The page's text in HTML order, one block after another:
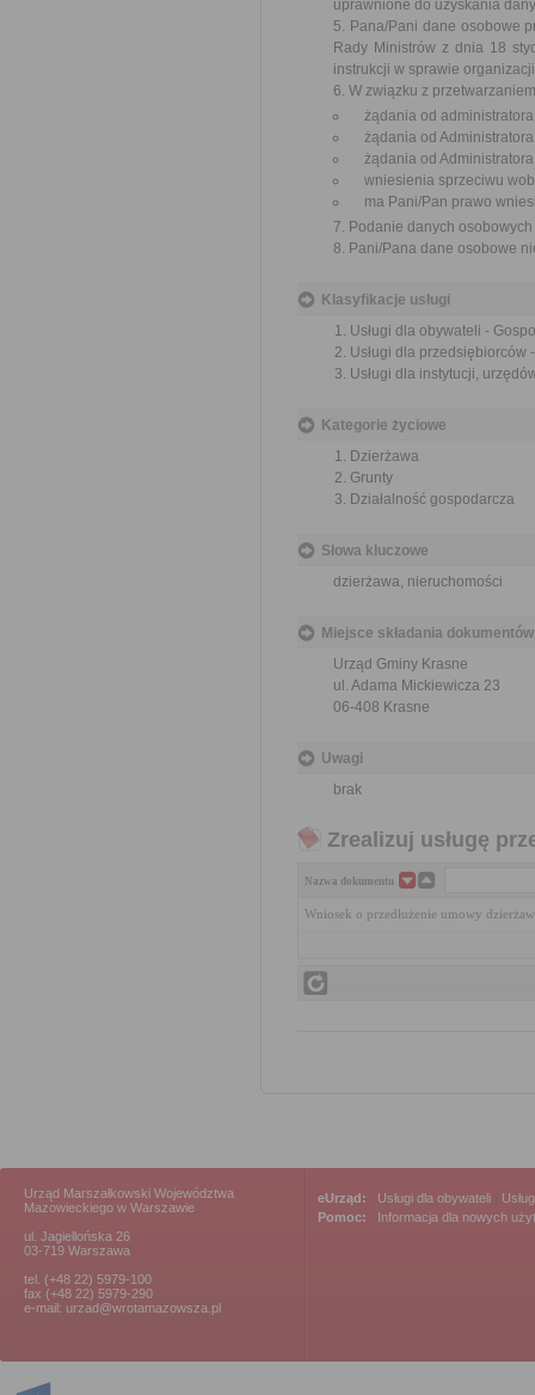
uprawnione do uzyskania
5. Pana/Pani dane osobowe
Rady Ministrów z dnia 18
instrukcji w sprawie
6. W związku z
żądania od
żądania od
żądania od
wniesienia sprzeciwu
ma Pani/Pan prawo
7. Podanie danych
8. Pani/Pana dane osobowe
Klasyfikacje usługi
Usługi dla obywateli -
Usługi dla
Usługi dla instytucji,
Kategorie życiowe
Dzierżawa
Grunty
Działalność gospodarcza
Słowa kluczowe
dzierżawa, nieruchomości
Miejsce składania dokumentów
Urząd Gminy Krasne
ul. Adama Mickiewicza 23
06-408 Krasne
Uwagi
brak
Zrealizuj usługę
Nazwa dokumentu
Wniosek o przedłużenie umowy
Urząd Marszałkowski Województwa
Mazowieckiego w Warszawie
ul. Jagiellońska 26
03-719 Warszawa
tel. (+48 22) 5979-100
fax (+48 22) 5979-290
e-mail: urzad@wrotamazowsza.pl
eUrząd: Usługi dla obywateli
Pomoc:
Informacja dla nowych